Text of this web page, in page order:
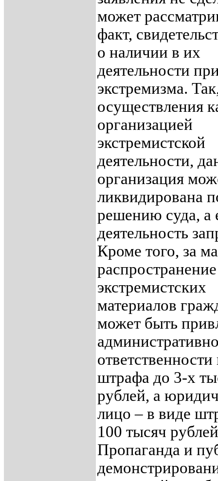
может
факт,
о наличии в их
деятельности
экстремизма.
осуществления
организацией
экстремистской
деятельности,
организация
ликвидирована
решению суда, а
деятельность
Кроме того, за
распространение
экстремистских
материалов
может быть
штрафа до 3-х
рублей, а
лицо – в виде
100 тысяч
Пропаганда и